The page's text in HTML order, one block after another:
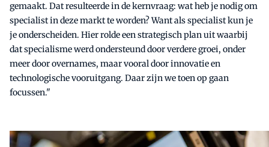
gemaakt. Dat resulteerde in de kernvraag: wat heb je nodig om
specialist in deze markt te worden? Want als specialist kun je
je onderscheiden. Hier rolde een strategisch plan uit waarbij
dat specialisme werd ondersteund door verdere groei, onder
meer door overnames, maar vooral door innovatie en
technologische vooruitgang. Daar zijn we toen op gaan
focussen."